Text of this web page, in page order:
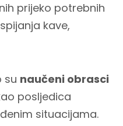
prijeko potrebnih
kave,
su naučeni obrasci
posljedica
situacijama.